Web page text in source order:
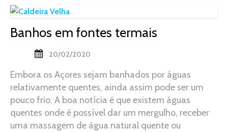
Banhos em fontes termais
20/02/2020
Embora os Açores sejam banhados por águas
relativamente quentes, ainda assim pode ser um
pouco frio. A boa notícia é que existem águas
quentes onde é possível dar um mergulho, receber
uma massagem de água natural quente ou